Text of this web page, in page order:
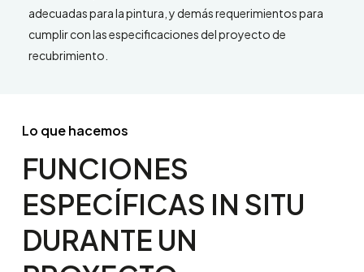
adecuadas para la pintura, y demás requerimientos para
cumplir con las especificaciones del proyecto de
recubrimiento.
Lo que hacemos
FUNCIONES
ESPECÍFICAS IN SITU
DURANTE UN